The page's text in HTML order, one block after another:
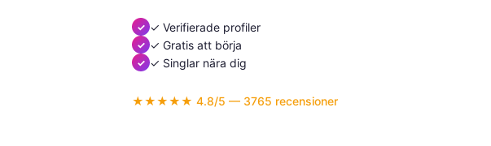
✓ Verifierade profiler
✓ Gratis att börja
✓ Singlar nära dig
★★★★★ 4.8/5 — 3765 recensioner